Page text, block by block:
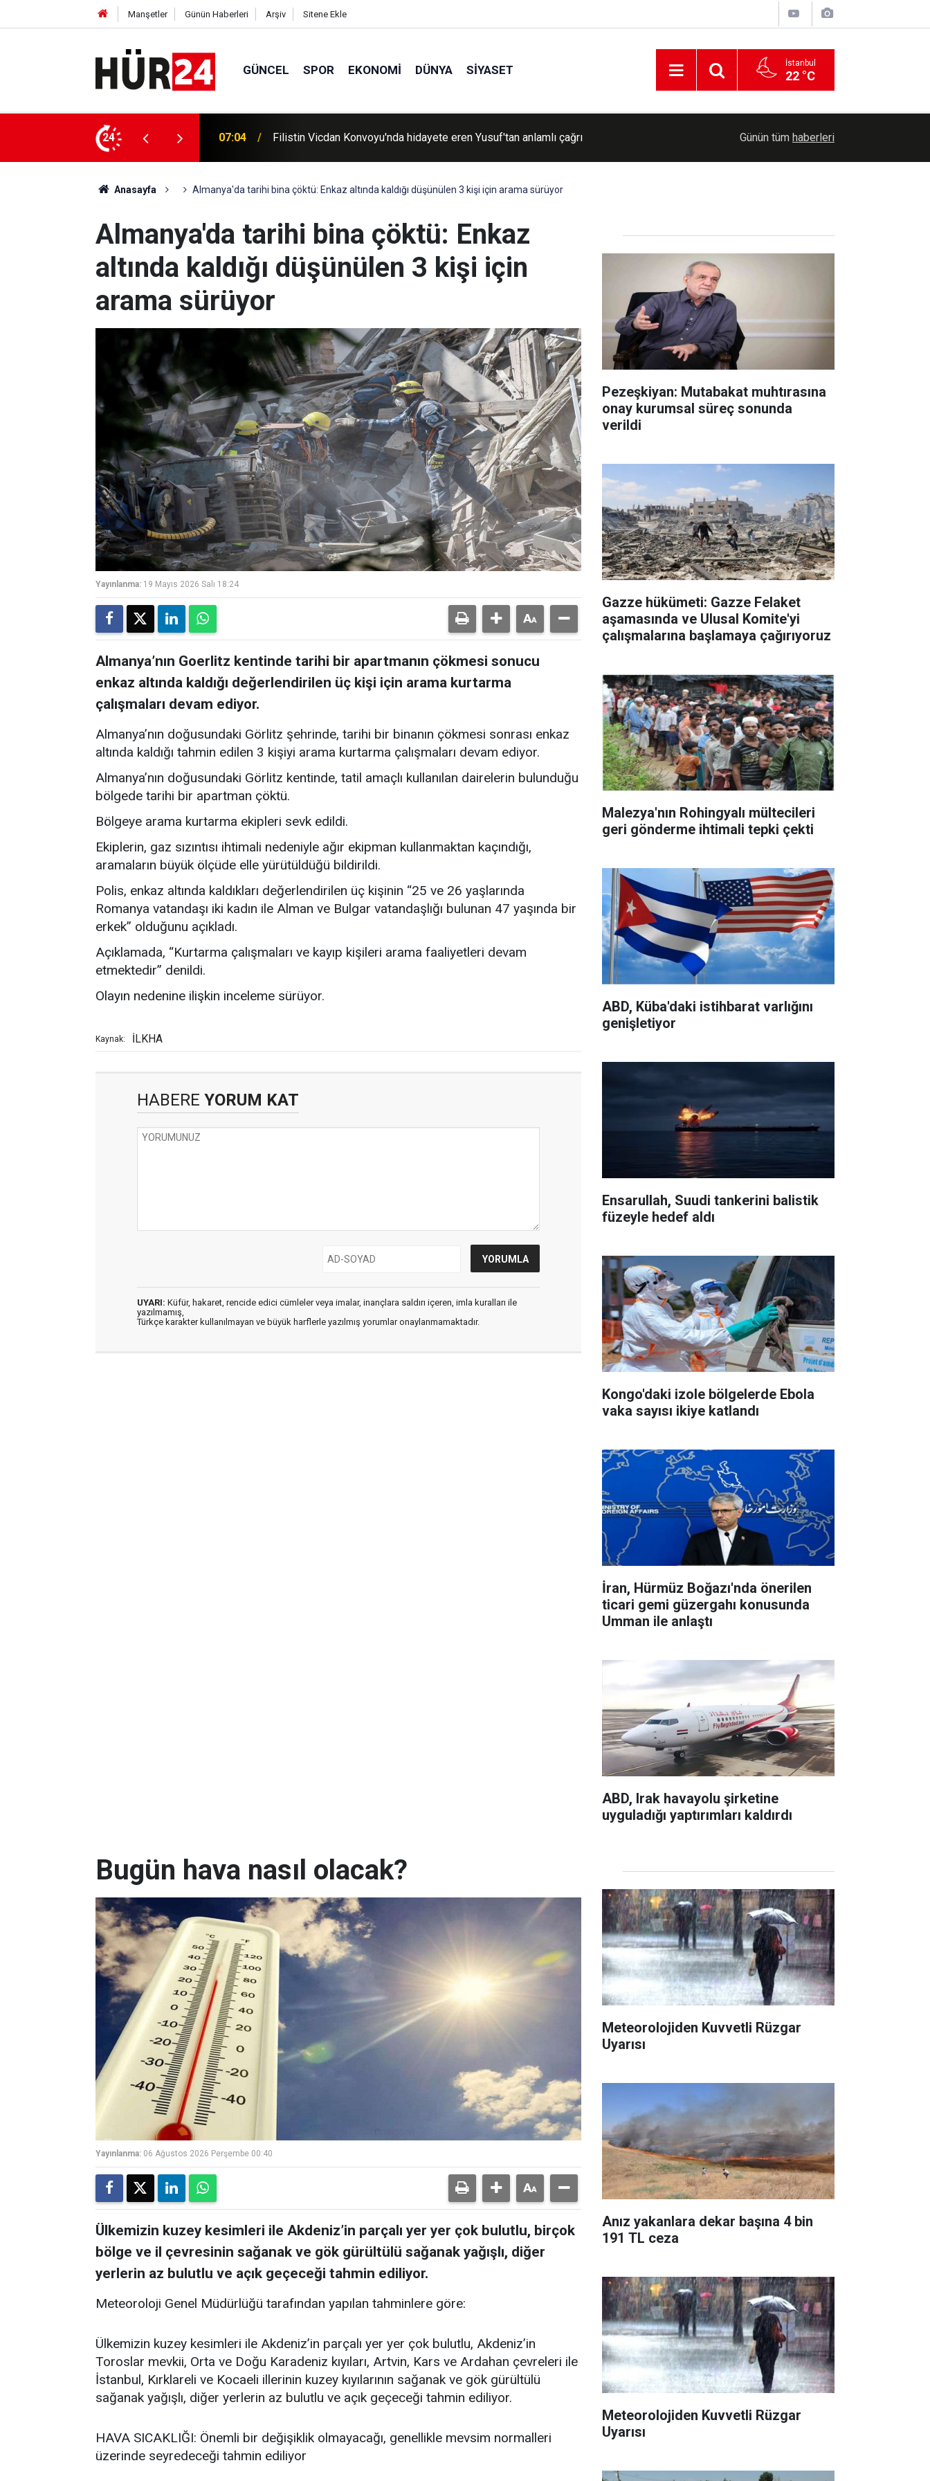
Manşetler Günün Haberleri Arşiv Sitene Ekle
GÜNCEL SPOR EKONOMI DÜNYA SIYASET İstanbul
22 °C
24
sağlık durumu kötüleşti 07:04 Filistin Vicdan Konvoyu'nda hidayete eren Yusuf'tan anlamlı çağrı
unutturmayacağız"
Günün tüm haberleri
Anasayfa Almanya'da tarihi bina çöktü: Enkaz altında kaldığı düşünülen 3 kişi için arama sürüyor
Almanya'da tarihi bina çöktü: Enkaz
altında kaldığı düşünülen 3 kişi için
arama sürüyor
Yayınlanma: 19 Mayıs 2026 Salı 18:24
Almanya’nın Goerlitz kentinde tarihi bir apartmanın çökmesi sonucu
enkaz altında kaldığı değerlendirilen üç kişi için arama kurtarma
çalışmaları devam ediyor.
Almanya’nın doğusundaki Görlitz şehrinde, tarihi bir binanın çökmesi sonrası enkaz
altında kaldığı tahmin edilen 3 kişiyi arama kurtarma çalışmaları devam ediyor.
Almanya’nın doğusundaki Görlitz kentinde, tatil amaçlı kullanılan dairelerin bulunduğu
bölgede tarihi bir apartman çöktü.
Bölgeye arama kurtarma ekipleri sevk edildi.
Ekiplerin, gaz sızıntısı ihtimali nedeniyle ağır ekipman kullanmaktan kaçındığı,
aramaların büyük ölçüde elle yürütüldüğü bildirildi.
Polis, enkaz altında kaldıkları değerlendirilen üç kişinin “25 ve 26 yaşlarında
Romanya vatandaşı iki kadın ile Alman ve Bulgar vatandaşlığı bulunan 47 yaşında bir
erkek” olduğunu açıkladı.
Açıklamada, “Kurtarma çalışmaları ve kayıp kişileri arama faaliyetleri devam
etmektedir” denildi.
Olayın nedenine ilişkin inceleme sürüyor.
Kaynak: İLKHA
HABERE YORUM KAT
UYARI: Küfür, hakaret, rencide edici cümleler veya imalar, inançlara saldırı içeren, imla kuralları ile
yazılmamış,
Türkçe karakter kullanılmayan ve büyük harflerle yazılmış yorumlar onaylanmamaktadır.
Pezeşkiyan: Mutabakat muhtırasına
onay kurumsal süreç sonunda
verildi
Gazze hükümeti: Gazze Felaket
aşamasında ve Ulusal Komite'yi
çalışmalarına başlamaya çağırıyoruz
Malezya'nın Rohingyalı mültecileri
geri gönderme ihtimali tepki çekti
ABD, Küba'daki istihbarat varlığını
genişletiyor
Ensarullah, Suudi tankerini balistik
füzeyle hedef aldı
Kongo'daki izole bölgelerde Ebola
vaka sayısı ikiye katlandı
İran, Hürmüz Boğazı'nda önerilen
ticari gemi güzergahı konusunda
Umman ile anlaştı
ABD, Irak havayolu şirketine
uyguladığı yaptırımları kaldırdı
Bugün hava nasıl olacak?
Yayınlanma: 06 Ağustos 2026 Perşembe 00:40
Ülkemizin kuzey kesimleri ile Akdeniz’in parçalı yer yer çok bulutlu, birçok
bölge ve il çevresinin sağanak ve gök gürültülü sağanak yağışlı, diğer
yerlerin az bulutlu ve açık geçeceği tahmin ediliyor.
Meteoroloji Genel Müdürlüğü tarafından yapılan tahminlere göre:
Ülkemizin kuzey kesimleri ile Akdeniz’in parçalı yer yer çok bulutlu, Akdeniz’in
Toroslar mevkii, Orta ve Doğu Karadeniz kıyıları, Artvin, Kars ve Ardahan çevreleri ile
İstanbul, Kırklareli ve Kocaeli illerinin kuzey kıyılarının sağanak ve gök gürültülü
sağanak yağışlı, diğer yerlerin az bulutlu ve açık geçeceği tahmin ediliyor.
HAVA SICAKLIĞI: Önemli bir değişiklik olmayacağı, genellikle mevsim normalleri
üzerinde seyredeceği tahmin ediliyor
Meteorolojiden Kuvvetli Rüzgar
Uyarısı
Anız yakanlara dekar başına 4 bin
191 TL ceza
Meteorolojiden Kuvvetli Rüzgar
Uyarısı